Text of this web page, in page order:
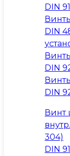
DIN
DIN
DIN
DIN
Винт
304)
DIN